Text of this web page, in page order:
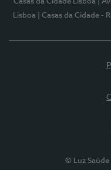
Lisboa
| Casas da Cidade -
© Luz